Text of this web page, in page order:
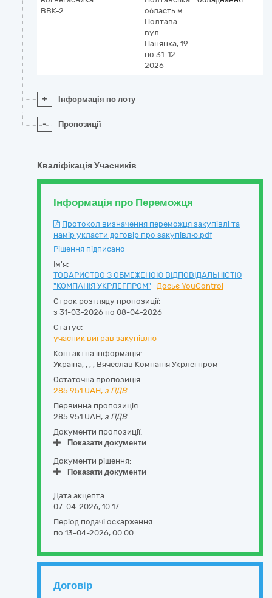
ВВК-2
область м.
Полтава
вул.
Панянка, 19
по 31-12-
2026
+ Інформація по лоту
- Пропозиції
Кваліфікація Учасників
Інформація про Переможця
Протокол визначення переможця закупівлі та
намір укласти договір про закупівлю.pdf
Рішення підписано
Ім'я:
ТОВАРИСТВО З ОБМЕЖЕНОЮ ВІДПОВІДАЛЬНІСТЮ
"КОМПАНІЯ УКРЛЕГПРОМ"
Досьє YouControl
Строк розгляду пропозиції:
з 31-03-2026 по 08-04-2026
Статус:
учасник виграв закупівлю
Контактна інформація:
Україна, , , , Вячеслав Компанія Укрлегпром
Остаточна пропозиція:
285 951 UAH, з ПДВ
Первинна пропозиція:
285 951 UAH, з ПДВ
Документи пропозиції:
Показати документи
Документи рішення:
Показати документи
Дата акцепта:
07-04-2026, 10:17
Період подачі оскарження:
по 13-04-2026, 00:00
Договір